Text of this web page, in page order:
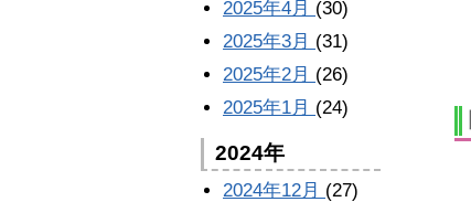
2025年4月 (30)
2025年3月 (31)
2025年2月 (26)
2025年1月 (24)
2024年
2024年12月 (27)